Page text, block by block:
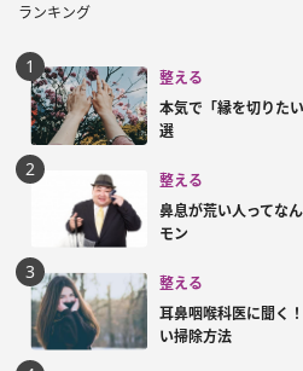
ランキング
整える
本気で「縁を切りた
選
整える
鼻息が荒い人ってな
モン
整える
耳鼻咽喉科医に聞く
い掃除方法